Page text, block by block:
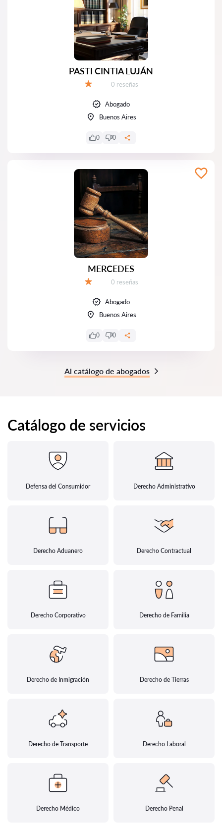
PASTI CINTIA LUJÁN
Número de reseñas:
0 reseñas
Abogado
Buenos Aires
0 0
MERCEDES
Número de reseñas:
0 reseñas
Abogado
Buenos Aires
0 0
Al catálogo de abogados
Catálogo de servicios
Defensa del Consumidor Derecho Administrativo
Derecho Aduanero Derecho Contractual
Derecho Corporativo Derecho de Familia
Derecho de Inmigración Derecho de Tierras
Derecho de Transporte Derecho Laboral
Derecho Médico Derecho Penal